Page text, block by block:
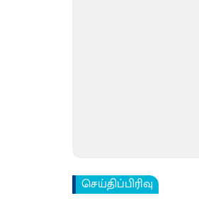
செய்திப்பிரிவு